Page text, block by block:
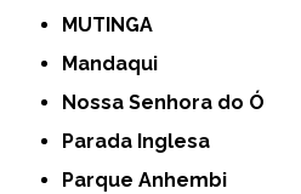
MUTINGA
Mandaqui
Nossa Senhora do Ó
Parada Inglesa
Parque Anhembi